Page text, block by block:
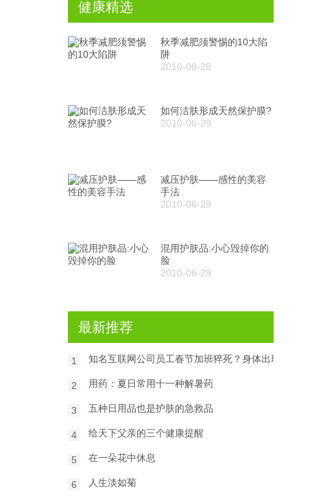
健康精选
秋季减肥须警惕的10大陷
阱
2010-08-28
如何洁肤形成天然保护膜?
2010-06-29
减压护肤——感性的美容
手法
2010-06-29
混用护肤品:小心毁掉你的
脸
2010-06-29
最新推荐
1 知名互联网公司员工春节加班猝死？身体出现6种信号
2 用药：夏日常用十一种解暑药
3 五种日用品也是护肤的急救品
4 给天下父亲的三个健康提醒
5 在一朵花中休息
6 人生淡如菊